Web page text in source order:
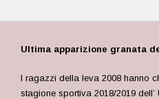
Ultima apparizione granata
I ragazzi della leva 2008 hanno
stagione sportiva 2018/2019